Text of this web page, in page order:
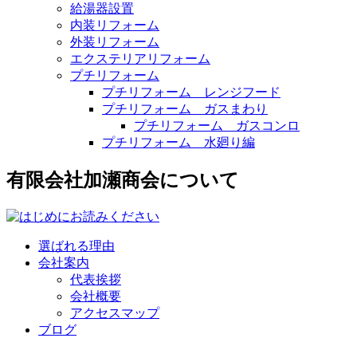
給湯器設置
内装リフォーム
外装リフォーム
エクステリアリフォーム
プチリフォーム
プチリフォーム レンジフード
プチリフォーム ガスまわり
プチリフォーム ガスコンロ
プチリフォーム 水廻り編
有限会社加瀬商会について
選ばれる理由
会社案内
代表挨拶
会社概要
アクセスマップ
ブログ